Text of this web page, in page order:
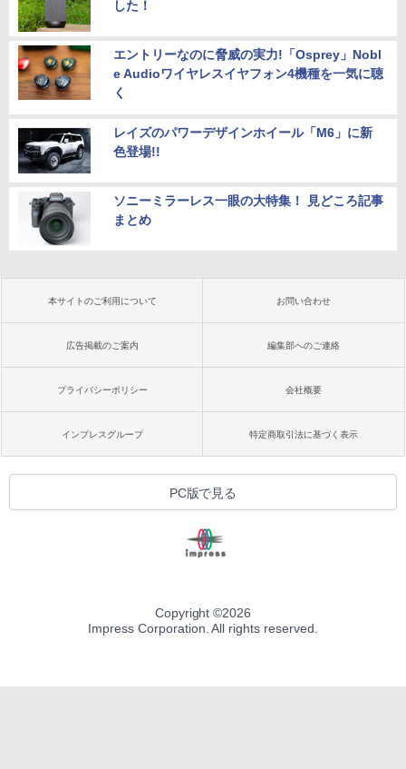
した！
エントリーなのに脅威の実力!「Osprey」Nobl
e Audioワイヤレスイヤフォン4機種を一気に聴
く
レイズのパワーデザインホイール「M6」に新
色登場!!
ソニーミラーレス一眼の大特集！ 見どころ記事
まとめ
本サイトのご利用について お問い合わせ
広告掲載のご案内 編集部へのご連絡
プライバシーポリシー 会社概要
インプレスグループ 特定商取引法に基づく表示
PC版で見る
Copyright ©2026
Impress Corporation. All rights reserved.